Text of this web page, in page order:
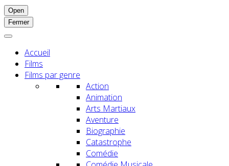
Open
Fermer
Accueil
Films
Films par genre
Action
Animation
Arts Martiaux
Aventure
Biographie
Catastrophe
Comédie